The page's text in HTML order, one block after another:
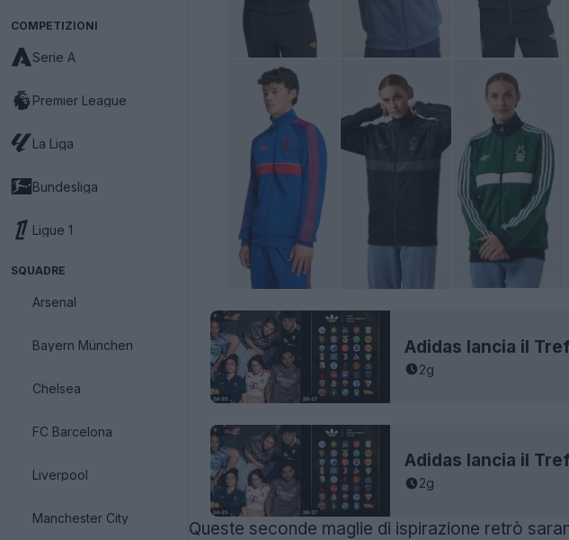
COMPETIZIONI
Serie A
Premier League
La Liga
Bundesliga
Ligue 1
SQUADRE
Arsenal
Bayern München
Chelsea
FC Barcelona
Liverpool
Manchester City
Adidas lancia il
2g
Adidas lancia il
2g
Queste seconde maglie di ispirazione retrò